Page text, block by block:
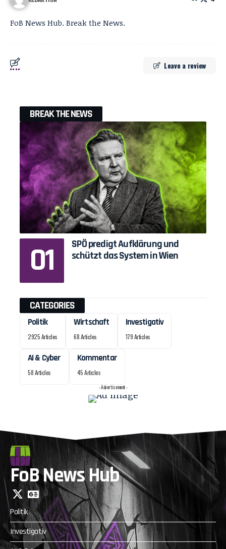
FoB News Hub. Break the News.
Leave a review
BREAK THE NEWS
SPÖ predigt Aufklärung und
schützt das System in Wien
CATEGORIES
Politik
2925 Articles
Wirtschaft
68 Articles
Investigativ
179 Articles
AI & Cyber
58 Articles
Kommentar
45 Articles
- Advertisement -
FoB News Hub
Politik
Investigativ